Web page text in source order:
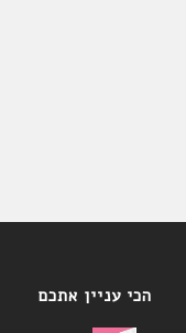
הכי עניין אתכם